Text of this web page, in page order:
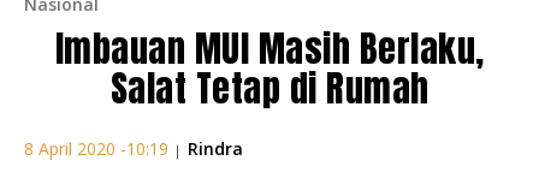
Imbauan MUI Masih Berlaku,
Salat Tetap di Rumah
8 April 2020 -10:19 | Rindra